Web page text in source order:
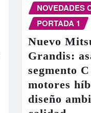
NOVEDADES
PORTADA 1
Nuevo
Grandis:
segmento
motores
diseño